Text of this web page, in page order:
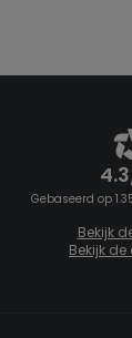
Gebaseerd op
Bekijk
Bekijk